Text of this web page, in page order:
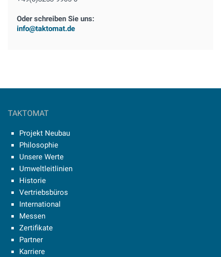
Oder schreiben Sie uns:
info@taktomat.de
TAKTOMAT
Projekt Neubau
Philosophie
Unsere Werte
Umweltleitlinien
Historie
Vertriebsbüros
International
Messen
Zertifikate
Partner
Karriere